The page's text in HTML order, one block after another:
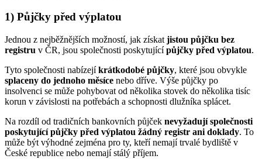
1) Půjčky před výplatou
Jednou z nejběžnějších možností, jak získat jistou půjčku bez
registru v ČR, jsou společnosti poskytujícípůjčky před výplatou.
Tyto společnosti nabízejíkrátkodobé půjčky, které jsou obvykle
splaceny do jednoho měsíce nebo dříve. Výše půjčky po
insolvenci se může pohybovat od několika stovek do několika tisíc
korun v závislosti na potřebách a schopnosti dlužníka splácet.
Na rozdíl od tradičních bankovních půjček nevyžadují společnosti
poskytující půjčky před výplatou žádný registr ani doklady. To
může být výhodné zejména pro ty, kteří nemají trvalé bydliště v
České republice nebo nemají stálý příjem.